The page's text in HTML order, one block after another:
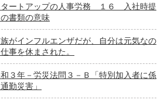
タートアップの人事労務 １６ 入社時提
書類の意味
がインフルエンザだが、自分は元気なの
事を休まされた。
３年－労災法問３－Ｂ「特別加入者に係
勤災害」